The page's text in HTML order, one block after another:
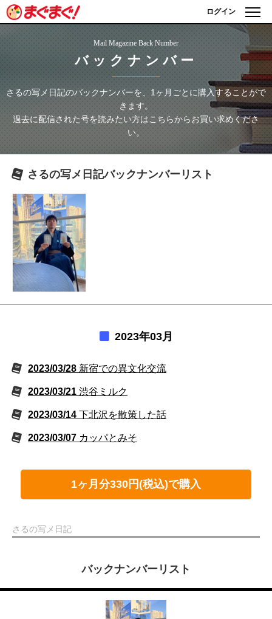
ログイン
Mail Magazine Back Number
バックナンバー
さるの写メ日記のバックナンバーを、1ヶ月ごとに購入することがで
きます。
過去に配信された号を読みたい方はこちらからお買い求めくださ
い。
さるの写メ日記バックナンバーリスト
2023年03月
2023/03/28 新宿での異文化交流
2023/03/21 渋谷ミルク
2023/03/14 下北沢を散策した話
2023/03/07 カッパとみそ
1ヶ月分330円(税込)で購入
さるの写メ日記
バックナンバーリスト